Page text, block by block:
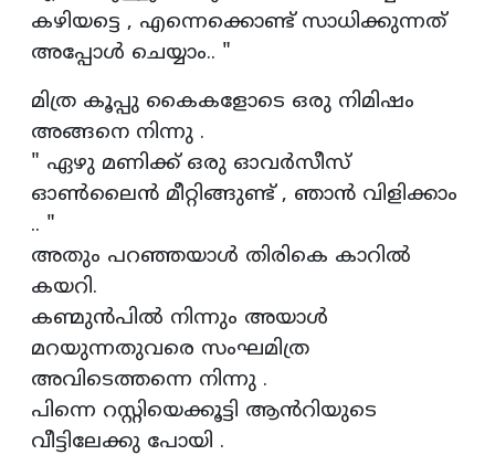
കഴിയട്ടെ , എന്നെക്കൊണ്ട് സാധിക്കുന്നത്
അപ്പോൾ ചെയ്യാം.. "
മിത്ര കൂപ്പു കൈകളോടെ ഒരു നിമിഷം
അങ്ങനെ നിന്നു .
" ഏഴു മണിക്ക് ഒരു ഓവർസീസ്
ഓൺലൈൻ മീറ്റിങ്ങുണ്ട് , ഞാൻ വിളിക്കാം
.. "
അതും പറഞ്ഞയാൾ തിരികെ കാറിൽ
കയറി.
കണ്മുൻപിൽ നിന്നും അയാൾ
മറയുന്നതുവരെ സംഘമിത്ര
അവിടെത്തന്നെ നിന്നു .
പിന്നെ റസ്റ്റിയെക്കൂട്ടി ആൻറിയുടെ
വീട്ടിലേക്കു പോയി .